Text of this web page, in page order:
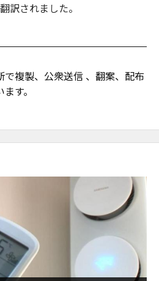
訳されました。
複製、公衆送信 、翻案、配布
す。